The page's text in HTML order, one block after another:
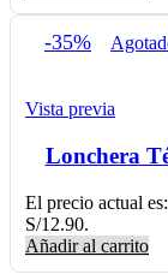
-35%
Vista previa
Lonchera
El precio actual es:
S/12.90.
Añadir al carrito